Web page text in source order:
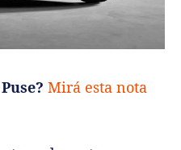
Mirá esta nota